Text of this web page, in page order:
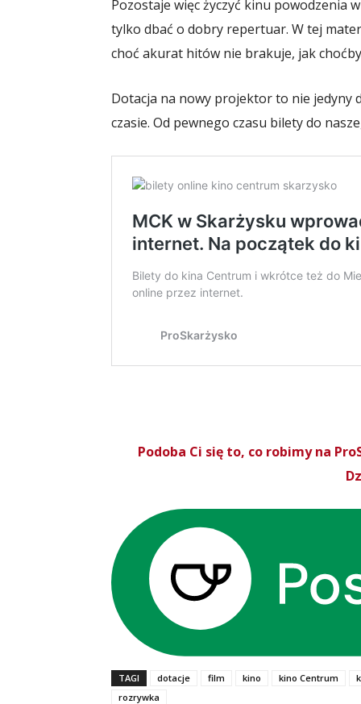
Pozostaje więc życzyć kinu powodzenia
tylko dbać o dobry repertuar. W tej
choć akurat hitów nie brakuje, jak
Dotacja na nowy projektor to nie jedyny
czasie. Od pewnego czasu bilety do
Podoba Ci się to, co robimy na
TAGI dotacje film kino kino Centrum
rozrywka